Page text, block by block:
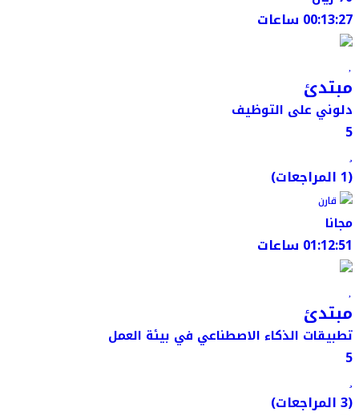
00:13:27 ساعات
مبتدئ
دلوني على التوظيف
5
(1 المراجعات)
قارن
مجانا
01:12:51 ساعات
مبتدئ
تطبيقات الذكاء الاصطناعي في بيئة العمل
5
(3 المراجعات)